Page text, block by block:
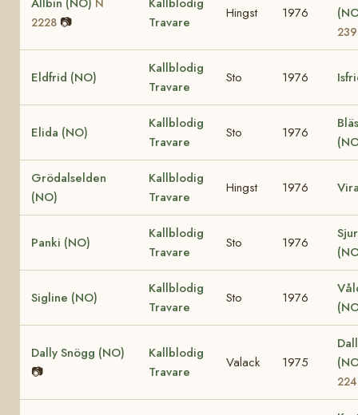
2228 📷
Travare
Hingst 1976
Eldfrid (NO)
Kallblodig
Travare
Sto 1976
Elida (NO)
Kallblodig
Travare
Sto 1976
Grödalselden
(NO)
Kallblodig
Travare
Hingst 1976
Panki (NO)
Kallblodig
Travare
Sto 1976
Sigline (NO)
Kallblodig
Travare
Sto 1976
Dally Snögg (NO)
📷
Kallblodig
Travare
Valack 1975